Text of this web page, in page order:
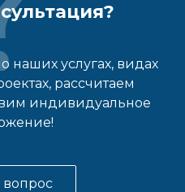
наших услугах, видах
рассчитаем
индивидуальное
вопрос